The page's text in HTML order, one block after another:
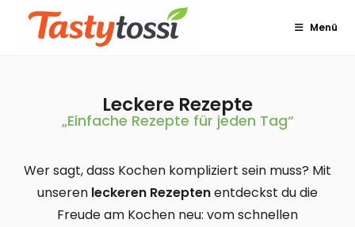
Menü
Leckere Rezepte
„Einfache Rezepte für jeden Tag“
Wer sagt, dass Kochen kompliziert sein muss? Mit
unseren leckeren Rezeptenentdeckst du die
Freude am Kochen neu: vom schnellen